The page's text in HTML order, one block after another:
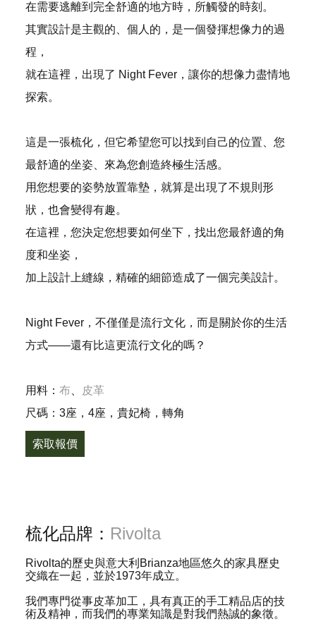
在需要逃離到完全舒適的地方時，所觸發的時刻。
其實設計是主觀的、個人的，是一個發揮想像力的過
程，
就在這裡，出現了 Night Fever，讓你的想像力盡情地
探索。
這是一張梳化，但它希望您可以找到自己的位置、您
最舒適的坐姿、來為您創造終極生活感。
用您想要的姿勢放置靠墊，就算是出現了不規則形
狀，也會變得有趣。
在這裡，您決定您想要如何坐下，找出您最舒適的角
度和坐姿，
加上設計上縫線，精確的細節造成了一個完美設計。
Night Fever，不僅僅是流行文化，而是關於你的生活
方式——還有比這更流行文化的嗎？
用料： 布
皮革
尺碼：3座，4座，貴妃椅，轉角
索取報價
梳化品牌： Rivolta
Rivolta的歷史與意大利Brianza地區悠久的家具歷史
交織在一起，並於1973年成立。
我們專門從事皮革加工，具有真正的手工精品店的技
術及精神，而我們的專業知識是對我們熱誠的象徵。